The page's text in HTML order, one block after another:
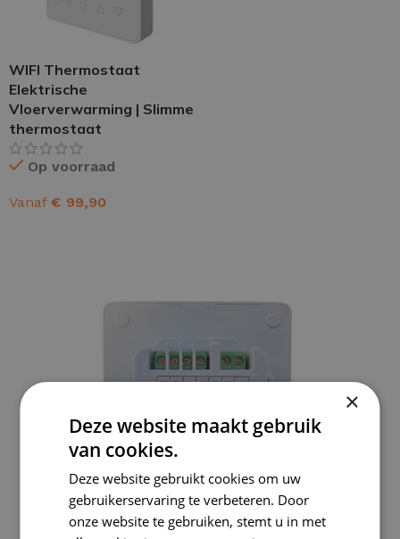
WIFI Thermostaat
Elektrische
Vloerverwarming | Slimme
thermostaat
Op voorraad
Vanaf € 99,90
×
Deze website maakt gebruik
van cookies.
Deze website gebruikt cookies om uw
gebruikerservaring te verbeteren. Door
onze website te gebruiken, stemt u in met